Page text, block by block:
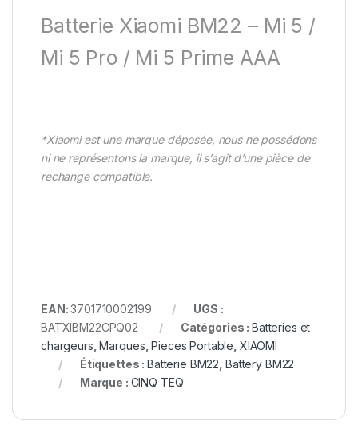
Batterie Xiaomi BM22 – Mi 5 /
Mi 5 Pro / Mi 5 Prime AAA
*Xiaomi est une marque déposée, nous ne possédons
ni ne représentons la marque, il s’agit d’une pièce de
rechange compatible.
EAN:3701710002199
UGS :
BATXIBM22CPQ02
Catégories : Batteries et
chargeurs ,Marques ,Pieces Portable XIAOMI
Étiquettes :Batterie BM22 Battery BM22
Marque : CINQ TEQ